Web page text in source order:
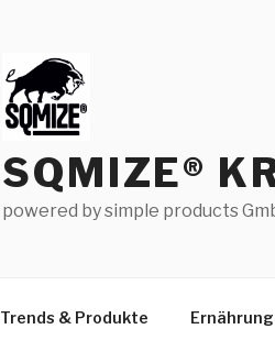
SQMIZE®
powered by simple products
Trends & Produkte Ernährung